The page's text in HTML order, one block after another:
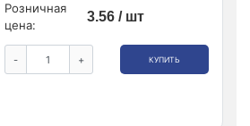
Розничная
цена:
3.56 / шт
- + КУПИТЬ